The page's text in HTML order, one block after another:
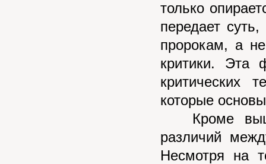
только
передает
пророкам, а
критики. Эта
критических
которые
Кроме
различий
Несмотря на